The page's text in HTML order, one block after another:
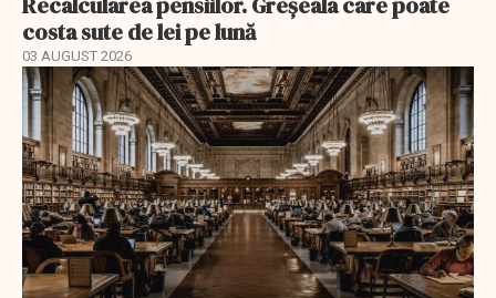
costa sute de lei pe lună
03 AUGUST 2026